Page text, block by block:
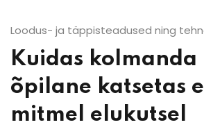
Loodus- ja täppisteadused ning
Kuidas kolmanda
õpilane katsetas
mitmel elukutsel